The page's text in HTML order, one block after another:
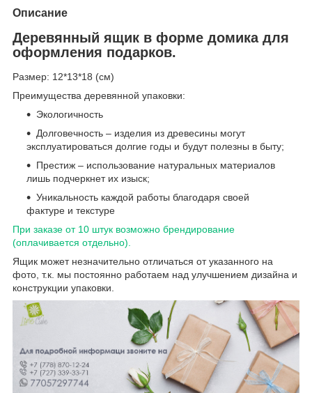
Описание
Деревянный ящик в форме домика для
оформления подарков.
Размер: 12*13*18 (см)
Преимущества деревянной упаковки:
Экологичность
Долговечность – изделия из древесины могут
эксплуатироваться долгие годы и будут полезны в быту;
Престиж – использование натуральных материалов
лишь подчеркнет их изыск;
Уникальность каждой работы благодаря своей
фактуре и текстуре
При заказе от 10 штук возможно брендирование
(оплачивается отдельно).
Ящик может незначительно отличаться от указанного на
фото, т.к. мы постоянно работаем над улучшением дизайна и
конструкции упаковки.